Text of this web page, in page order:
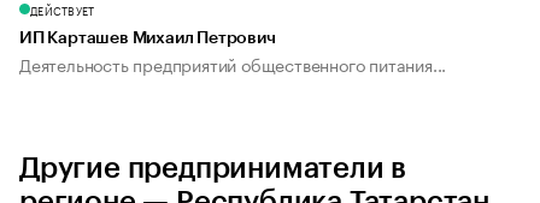
ДЕЙСТВУЕТ
ИП Карташев Михаил Петрович
Деятельность предприятий общественного питания...
Другие предприниматели в